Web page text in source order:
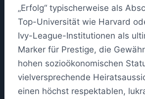
„Erfolg“ typischerweise als
Top-Universität wie Harvard
Ivy-League-Institutionen als
Marker für Prestige, die
hohen sozioökonomischen
vielversprechende
einen höchst respektablen,